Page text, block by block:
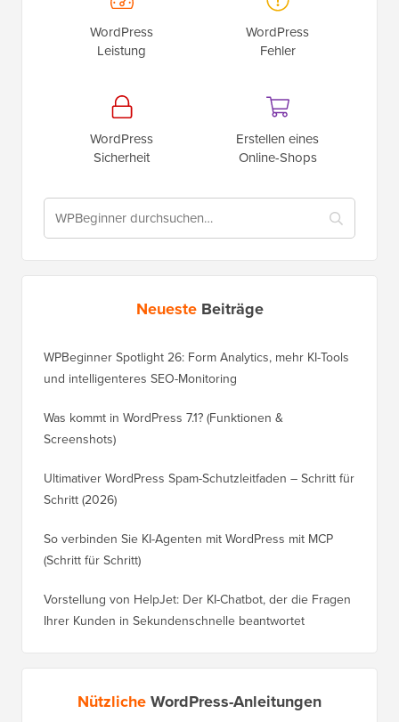
WordPress
Leistung
WordPress
Fehler
WordPress
Sicherheit
Erstellen eines
Online-Shops
Neueste Beiträge
WPBeginner Spotlight 26: Form Analytics, mehr KI-Tools
und intelligenteres SEO-Monitoring
Was kommt in WordPress 7.1? (Funktionen &
Screenshots)
Ultimativer WordPress Spam-Schutzleitfaden – Schritt für
Schritt (2026)
So verbinden Sie KI-Agenten mit WordPress mit MCP
(Schritt für Schritt)
Vorstellung von HelpJet: Der KI-Chatbot, der die Fragen
Ihrer Kunden in Sekundenschnelle beantwortet
NützlicheWordPress-Anleitungen